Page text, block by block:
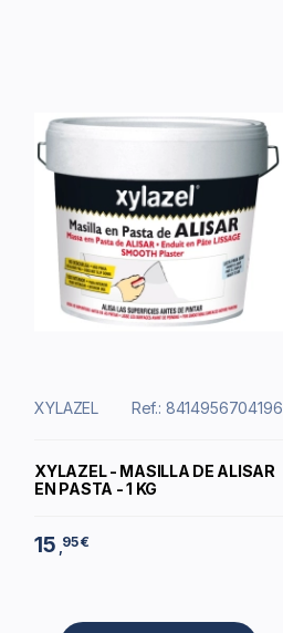
XYLAZEL Ref.: 8414956704196
XYLAZEL - MASILLA DE ALISAR
EN PASTA - 1 KG
15 ,95 €